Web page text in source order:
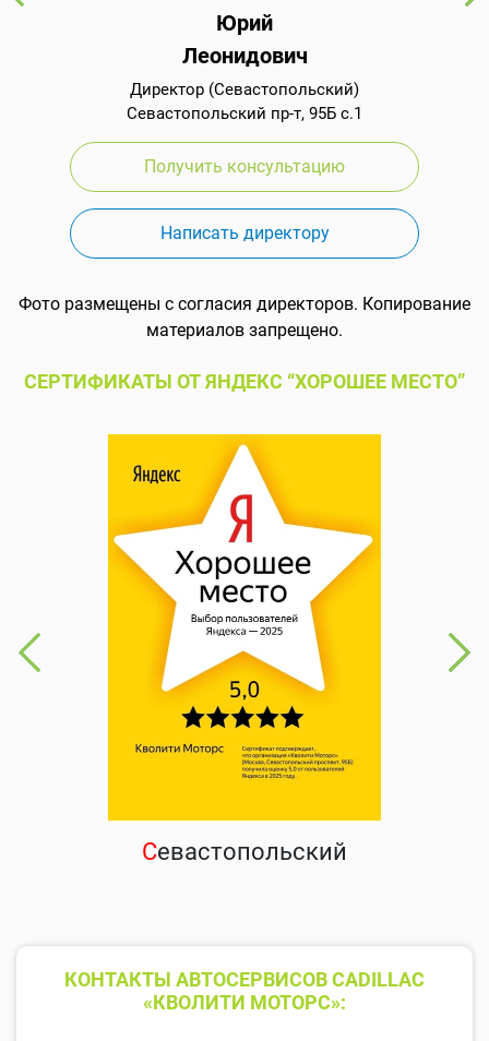
Юрий
Леонидович
Директор (Севастопольский)
Севастопольский пр-т, 95Б с.1
Получить консультацию
Написать директору
Фото размещены с согласия директоров. Копирование
материалов запрещено.
СЕРТИФИКАТЫ ОТ ЯНДЕКС “ХОРОШЕЕ МЕСТО”
Севастопольский
КОНТАКТЫ АВТОСЕРВИСОВ CADILLAC
«КВОЛИТИ МОТОРС»: